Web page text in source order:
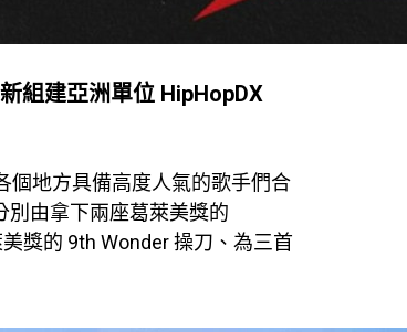
組建亞洲單位 HipHopDX
個地方具備高度人氣的歌手們合
別由拿下兩座葛萊美獎的
獎的 9th Wonder 操刀、為三首